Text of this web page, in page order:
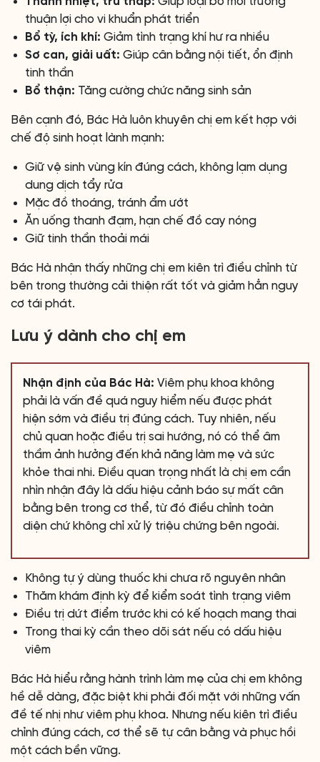
thuận lợi cho vi khuẩn phát triển
Bổ tỳ, ích khí: Giảm tình trạng khí hư ra nhiều
Sơ can, giải uất: Giúp cân bằng nội tiết, ổn định
tinh thần
Bổ thận: Tăng cường chức năng sinh sản
Bên cạnh đó, Bác Hà luôn khuyên chị em kết hợp với
chế độ sinh hoạt lành mạnh:
Giữ vệ sinh vùng kín đúng cách, không lạm dụng
dung dịch tẩy rửa
Mặc đồ thoáng, tránh ẩm ướt
Ăn uống thanh đạm, hạn chế đồ cay nóng
Giữ tinh thần thoải mái
Bác Hà nhận thấy những chị em kiên trì điều chỉnh từ
bên trong thường cải thiện rất tốt và giảm hẳn nguy
cơ tái phát.
Lưu ý dành cho chị em
Nhận định của Bác Hà: Viêm phụ khoa không
phải là vấn đề quá nguy hiểm nếu được phát
hiện sớm và điều trị đúng cách. Tuy nhiên, nếu
chủ quan hoặc điều trị sai hướng, nó có thể âm
thầm ảnh hưởng đến khả năng làm mẹ và sức
khỏe thai nhi. Điều quan trọng nhất là chị em cần
nhìn nhận đây là dấu hiệu cảnh báo sự mất cân
bằng bên trong cơ thể, từ đó điều chỉnh toàn
diện chứ không chỉ xử lý triệu chứng bên ngoài.
Không tự ý dùng thuốc khi chưa rõ nguyên nhân
Thăm khám định kỳ để kiểm soát tình trạng viêm
Điều trị dứt điểm trước khi có kế hoạch mang thai
Trong thai kỳ cần theo dõi sát nếu có dấu hiệu
viêm
Bác Hà hiểu rằng hành trình làm mẹ của chị em không
hề dễ dàng, đặc biệt khi phải đối mặt với những vấn
đề tế nhị như viêm phụ khoa. Nhưng nếu kiên trì điều
chỉnh đúng cách, cơ thể sẽ tự cân bằng và phục hồi
một cách bền vững.